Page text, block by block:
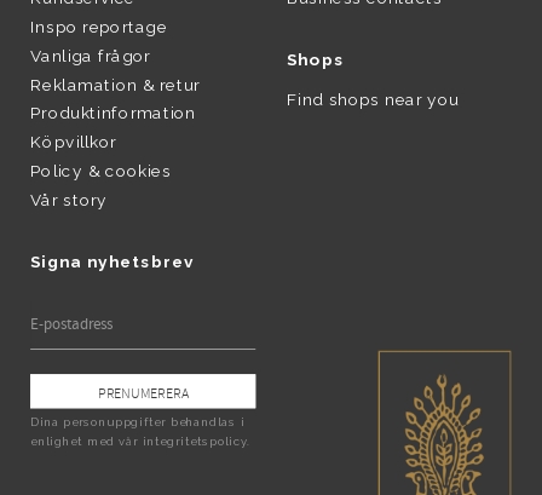
Inspo reportage
Vanliga frågor
Reklamation & retur
Produktinformation
Köpvillkor
Policy & cookies
Vår story
Signa nyhetsbrev
PRENUMERERA
Dina personuppgifter behandlas i
enlighet med vår integritetspolicy.
Shops
Find shops near you